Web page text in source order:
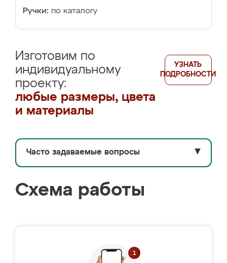
Ручки: по каталогу
Изготовим по
индивидуальному
проекту:
любые размеры, цвета
и материалы
УЗНАТЬ
ПОДРОБНОСТИ
Часто задаваемые вопросы ▼
Схема работы